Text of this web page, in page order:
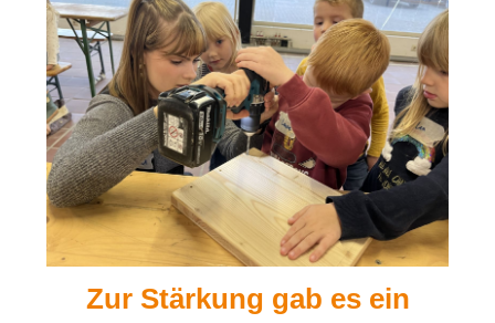
Zur Stärkung gab es ein